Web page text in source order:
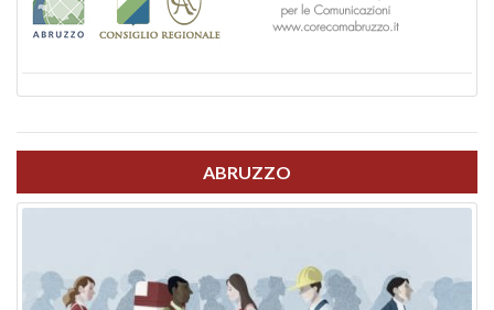
ABRUZZO